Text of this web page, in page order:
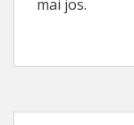
mai jos.